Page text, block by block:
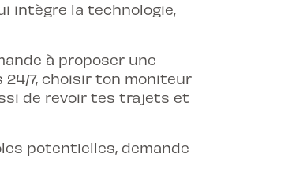
intègre la technologie,
à proposer une
24/7, choisir ton moniteur
de revoir tes trajets et
potentielles, demande